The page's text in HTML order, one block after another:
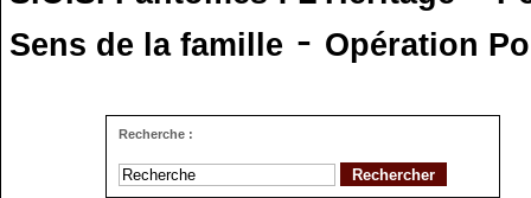
Sens de la famille - Opération
Recherche :